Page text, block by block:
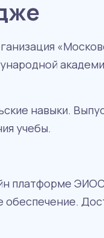
навыки.
учебы.
платформе